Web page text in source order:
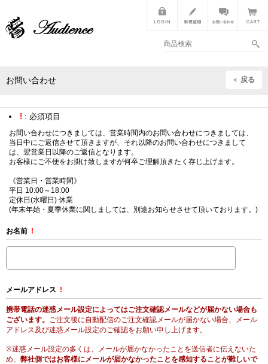
お問い合わせ 戻る
! : 必須項目
お問い合わせにつきましては、営業時間内のお問い合わせにつきましては、
当日中にご返信させて頂きますが、それ以降のお問い合わせにつきまして
は、翌営業日以降のご返信となります。
お客様にご不便をお掛け致しますが何卒ご理解頂きたく存じ上げます。
《営業日・営業時間》
平日 10:00～18:00
定休日(水曜日) 休業
(年末年始・夏季休業に関しましては、別途お知らせさせて頂いております。)
お名前 !
メールアドレス !
携帯電話の迷惑メール設定によってはご注文確認メールなどが届かない場合も
ございます。 ご注文後に自動配信のご注文確認メールが届かない場合、メール
アドレス及び迷惑メール設定のご確認をお願い申し上げます。
※迷惑メール設定の多くは、メールが届かなかったことを送信者に伝えないた
め、 弊社側ではお客様にメールが届かなかったことを感知することが難しいで